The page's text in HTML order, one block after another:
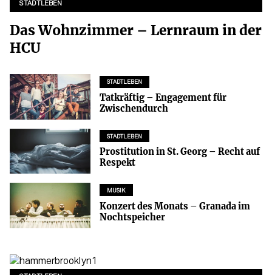
STADTLEBEN
Das Wohnzimmer – Lernraum in der
HCU
STADTLEBEN
Tatkräftig – Engagement für
Zwischendurch
STADTLEBEN
Prostitution in St. Georg – Recht auf
Respekt
MUSIK
Konzert des Monats – Granada im
Nochtspeicher